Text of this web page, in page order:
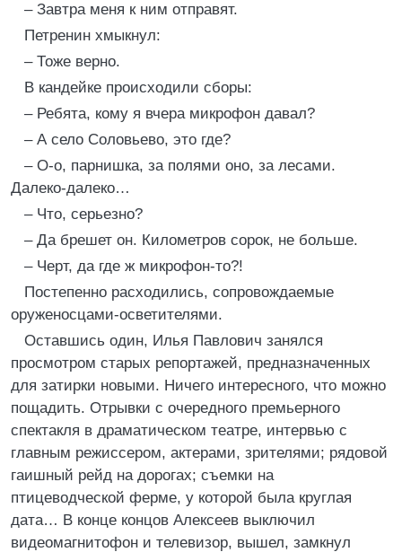
– Завтра меня к ним отправят.
Петренин хмыкнул:
– Тоже верно.
В кандейке происходили сборы:
– Ребята, кому я вчера микрофон давал?
– А село Соловьево, это где?
– О-о, парнишка, за полями оно, за лесами.
Далеко-далеко…
– Что, серьезно?
– Да брешет он. Километров сорок, не больше.
– Черт, да где ж микрофон-то?!
Постепенно расходились, сопровождаемые
оруженосцами-осветителями.
Оставшись один, Илья Павлович занялся
просмотром старых репортажей, предназначенных
для затирки новыми. Ничего интересного, что можно
пощадить. Отрывки с очередного премьерного
спектакля в драматическом театре, интервью с
главным режиссером, актерами, зрителями; рядовой
гаишный рейд на дорогах; съемки на
птицеводческой ферме, у которой была круглая
дата… В конце концов Алексеев выключил
видеомагнитофон и телевизор, вышел, замкнул